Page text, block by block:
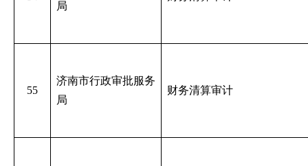
局
55
济南市行政审批服务
局
财务清算审计